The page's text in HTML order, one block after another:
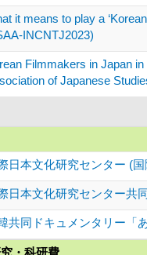
it means to play a
INCNTJ2023)
Filmmakers in Japan
of Japanese
日本文化研究センター (
日本文化研究センター共
共同ドキュメンタリー「
・科研費